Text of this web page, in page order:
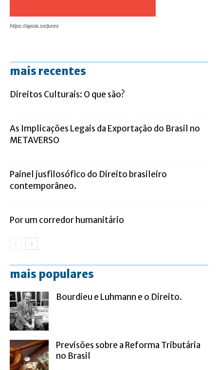
https://apoia.se/jures
mais recentes
Direitos Culturais: O que são?
As Implicações Legais da Exportação do Brasil no
METAVERSO
Painel jusfilosófico do Direito brasileiro
contemporâneo.
Por um corredor humanitário
mais populares
Bourdieu e Luhmann e o Direito.
Previsões sobre a Reforma Tributária
no Brasil